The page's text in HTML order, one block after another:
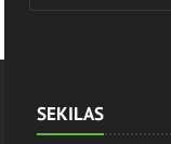
SEKILAS